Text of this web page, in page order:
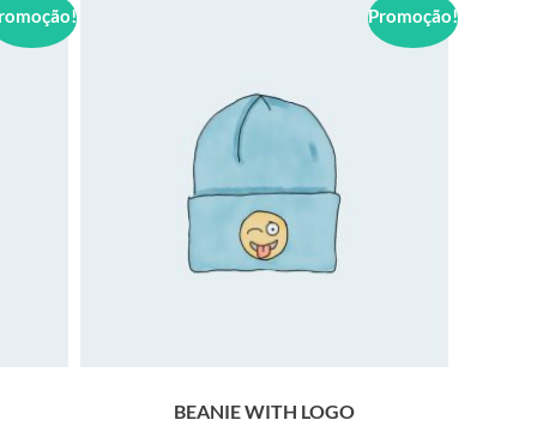
Promoção!
BEANIE WITH LOGO